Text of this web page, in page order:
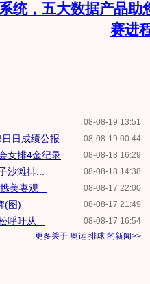
统，五大数据产品助
赛进
08-08-19 13:51
08-08-19 00:44
日成绩公报
08-08-18 16:29
女排4金纪录
08-08-18 14:38
沙滩排...
08-08-17 22:00
美妻观...
08-08-17 21:49
(图)
08-08-17 16:54
呼吁从...
更多关于 奥运 排球 的新闻>>